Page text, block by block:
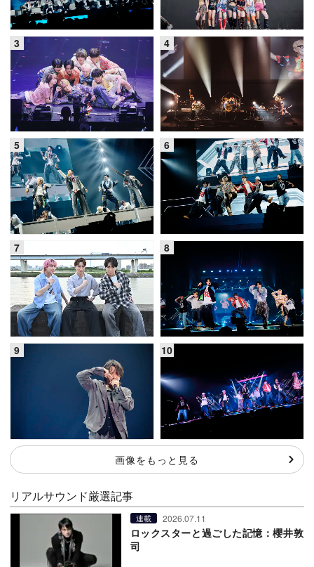
画像をもっと見る
リアルサウンド厳選記事
連載 2026.07.11
ロックスターと過ごした記憶：櫻井敦
司